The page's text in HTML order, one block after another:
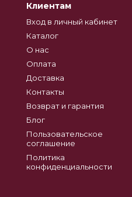
Клиентам
Вход в личный кабинет
Каталог
О нас
Оплата
Доставка
Контакты
Возврат и гарантия
Блог
Пользовательское
соглашение
Политика
конфиденциальности